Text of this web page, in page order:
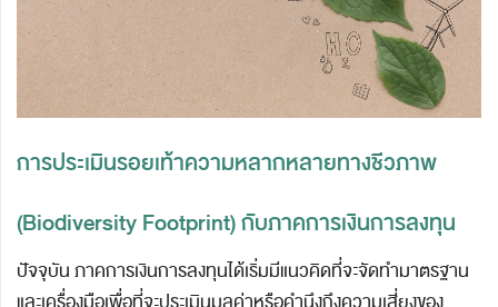
การประเมินรอยเท้าความหลากหลายทางชีวภาพ
(Biodiversity Footprint) กับภาคการเงินการลงทุน
ปัจจุบัน ภาคการเงินการลงทุนได้เริ่มมีแนวคิดที่จะจัดทำมาตรฐาน